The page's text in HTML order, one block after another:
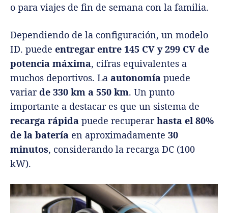
o para viajes de fin de semana con la familia.
Dependiendo de la configuración, un modelo
ID. puede entregar entre 145 CV y 299 CV de
potencia máxima, cifras equivalentes a
muchos deportivos. La autonomía puede
variarde 330 km a 550 km. Un punto
importante a destacar es que un sistema de
recarga rápida puede recuperarhasta el 80%
de la batería en aproximadamente 30
minutos, considerando la recarga DC (100
kW).